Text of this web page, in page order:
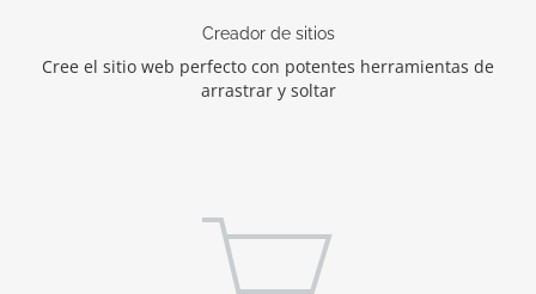
Creador de sitios
Cree el sitio web perfecto con potentes herramientas de
arrastrar y soltar